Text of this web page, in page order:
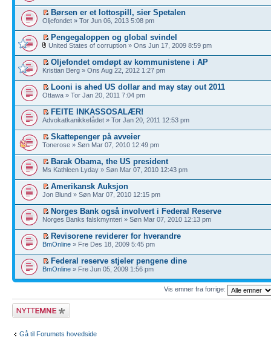
Børsen er et lottospill, sier Spetalen
Oljefondet » Tor Jun 06, 2013 5:08 pm
Pengegaloppen og global svindel
United States of corruption » Ons Jun 17, 2009 8:59 pm
Oljefondet omdøpt av kommunistene i AP
Kristian Berg » Ons Aug 22, 2012 1:27 pm
Looni is ahed US dollar and may stay out 2011
Ottawa » Tor Jan 20, 2011 7:04 pm
FEITE INKASSOSALÆR!
Advokatkanikkefådet » Tor Jan 20, 2011 12:53 pm
Skattepenger på avveier
Tonerose » Søn Mar 07, 2010 12:49 pm
Barak Obama, the US president
Ms Kathleen Lyday » Søn Mar 07, 2010 12:43 pm
Amerikansk Auksjon
Jon Blund » Søn Mar 07, 2010 12:15 pm
Norges Bank også involvert i Federal Reserve
Norges Banks falskmynteri » Søn Mar 07, 2010 12:13 pm
Revisorene reviderer for hverandre
BmOnline » Fre Des 18, 2009 5:45 pm
Federal reserve stjeler pengene dine
BmOnline » Fre Jun 05, 2009 1:56 pm
Vis emner fra forrige:
Legg inn et nytt
emne
Gå til Forumets hovedside